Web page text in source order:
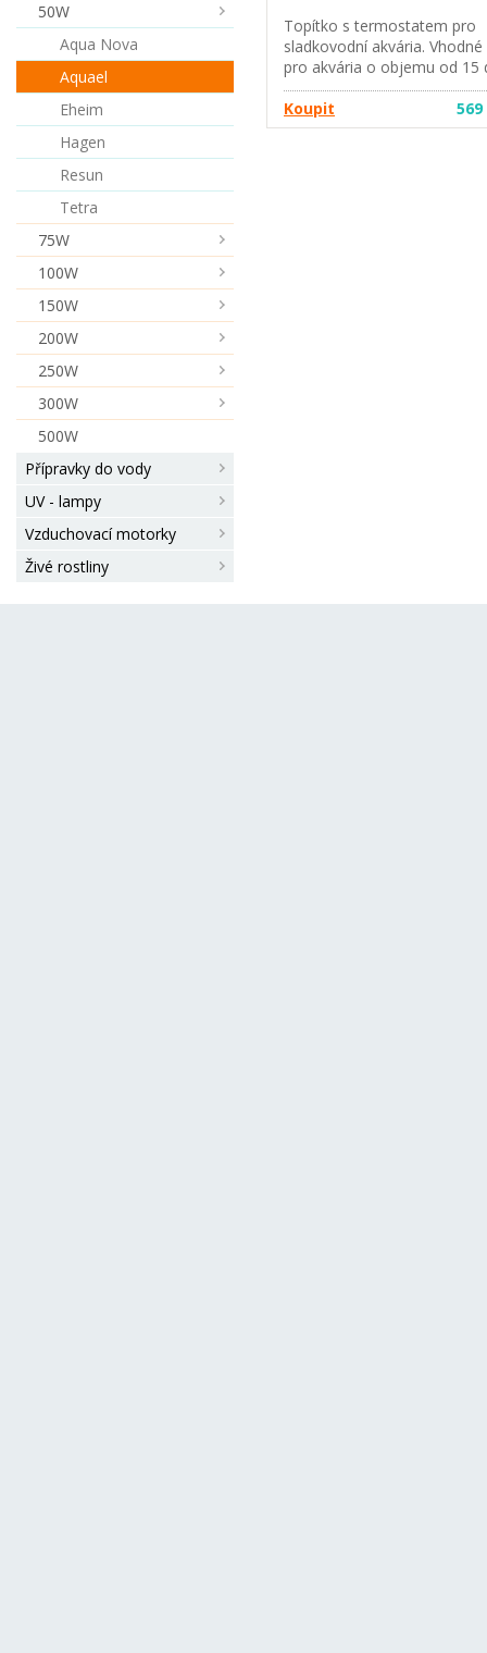
50W
Aqua Nova
Aquael
Eheim
Hagen
Resun
Tetra
75W
100W
150W
200W
250W
300W
500W
Přípravky do vody
UV - lampy
Vzduchovací motorky
Živé rostliny
Topítko s termostatem pro
sladkovodní akvária. Vhodné
pro akvária o objemu od 15
50 l vody. Denní a noční
simulace přirozené
teploty. Topítko lze snadno
Koupit 569